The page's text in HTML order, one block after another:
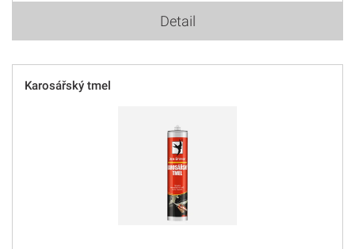
Detail
Karosářský tmel